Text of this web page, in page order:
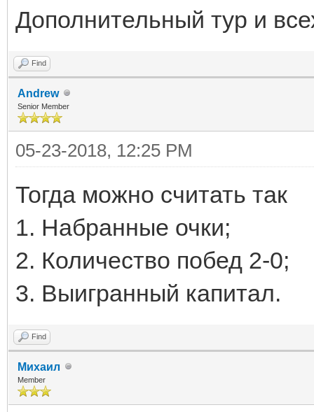
Дополнительный тур и
Find
Andrew
Senior Member
05-23-2018, 12:25 PM
Тогда можно считать так
1. Набранные очки;
2. Количество побед 2-0;
3. Выигранный капитал.
Find
Михаил
Member